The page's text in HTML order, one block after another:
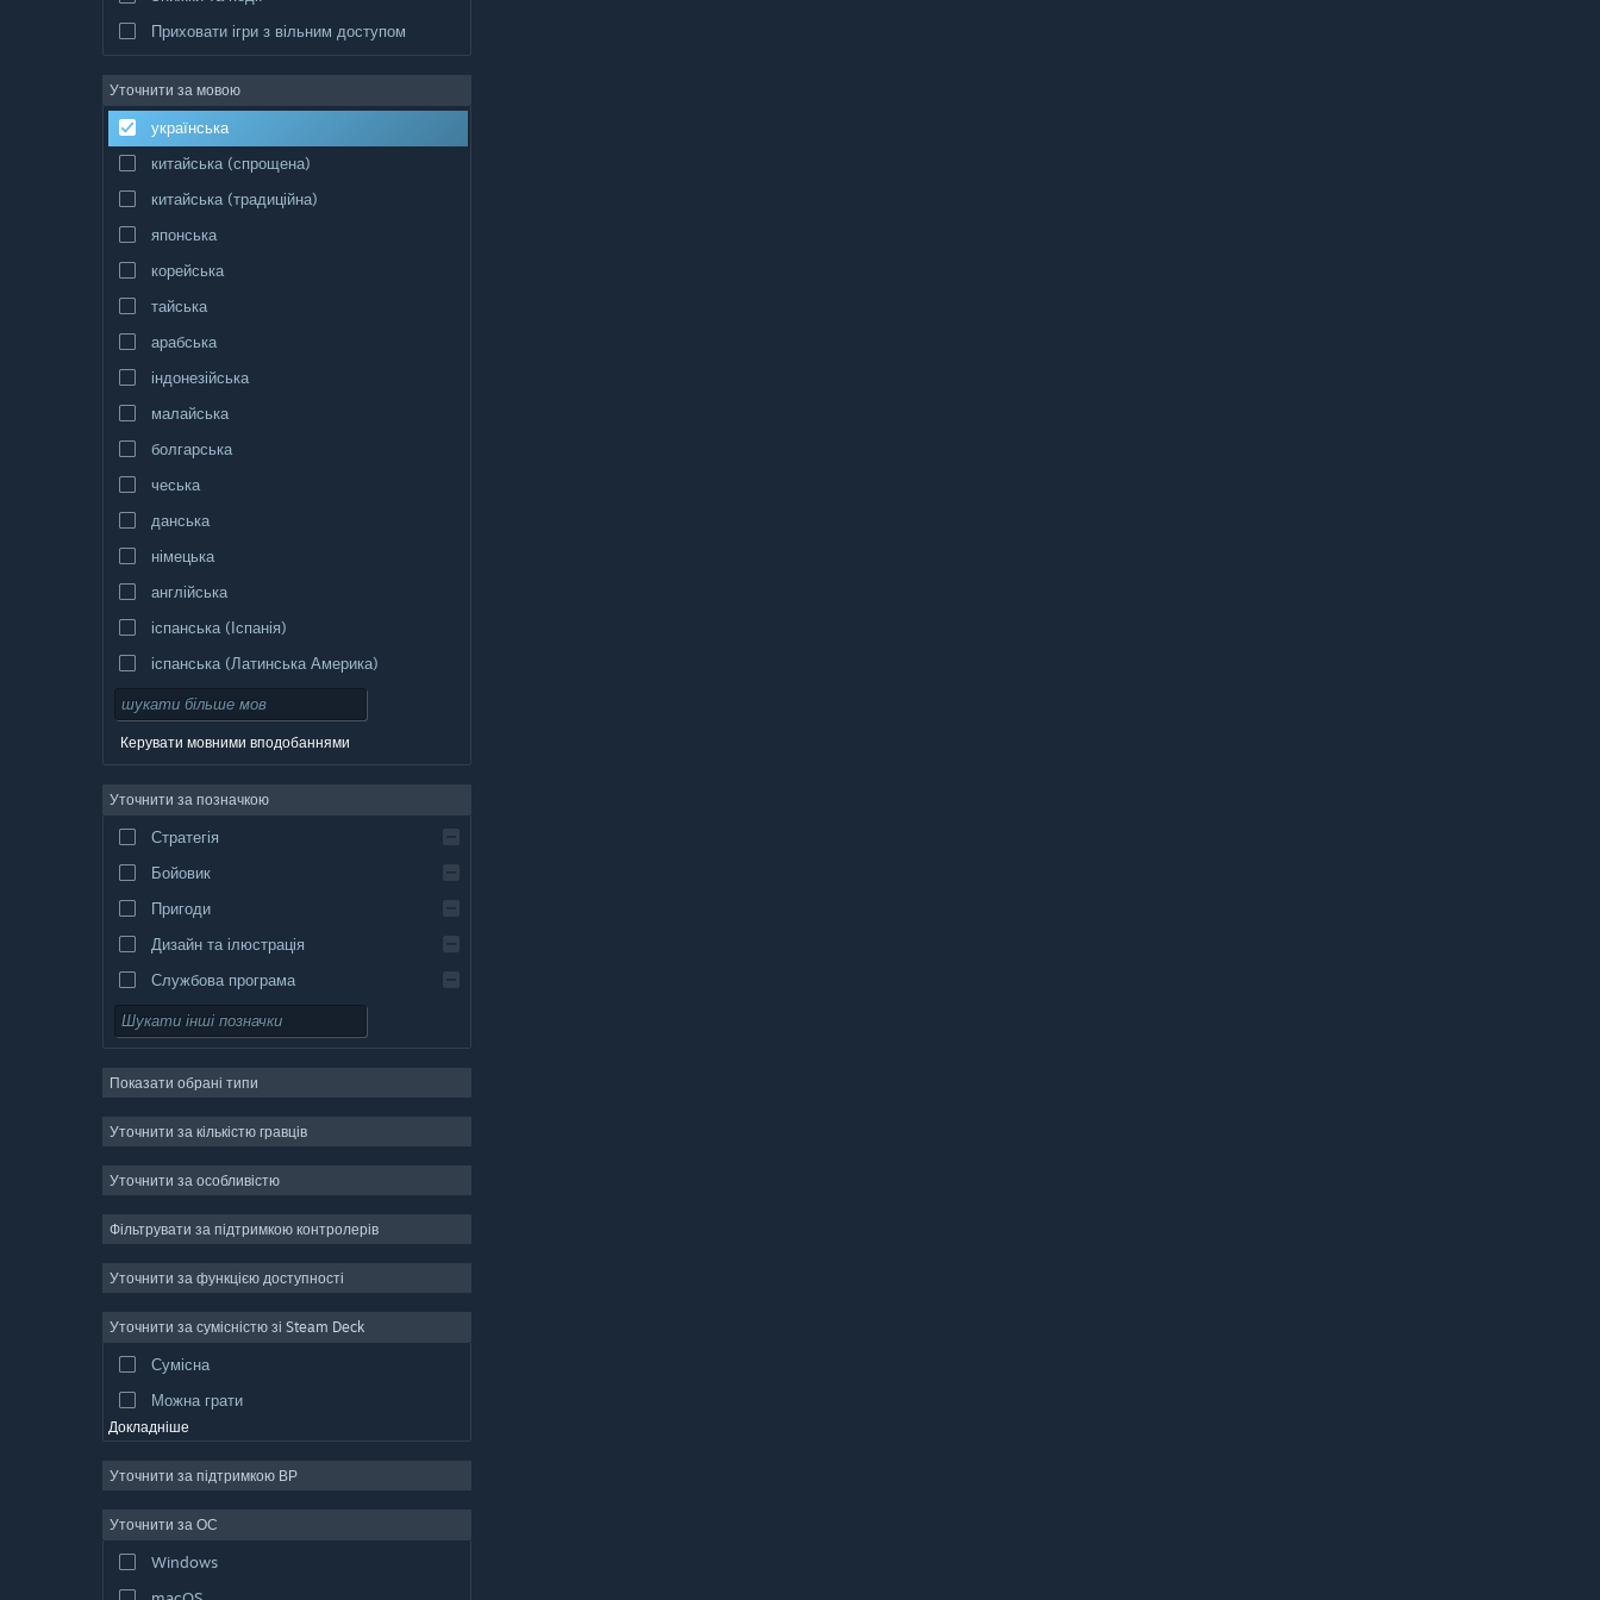
Приховати ігри з вільним доступом
Уточнити за мовою
українська
китайська (спрощена)
китайська (традиційна)
японська
корейська
тайська
арабська
індонезійська
малайська
болгарська
чеська
данська
німецька
англійська
іспанська (Іспанія)
іспанська (Латинська Америка)
Керувати мовними вподобаннями
Уточнити за позначкою
Стратегія
Бойовик
Пригоди
Дизайн та ілюстрація
Службова програма
Вільний доступ
Масова багатокористувацька
Симулятор
Створення відео
Обробка фотографій
Показати обрані типи
Уточнити за кількістю гравців
Уточнити за особливістю
Фільтрувати за підтримкою контролерів
Уточнити за функцією доступності
Уточнити за сумісністю зі Steam Deck
Сумісна
Можна грати
Докладніше
Уточнити за підтримкою ВР
Уточнити за ОС
Windows